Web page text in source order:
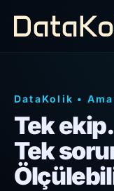
DataKolik •
Tek ekip.
Tek